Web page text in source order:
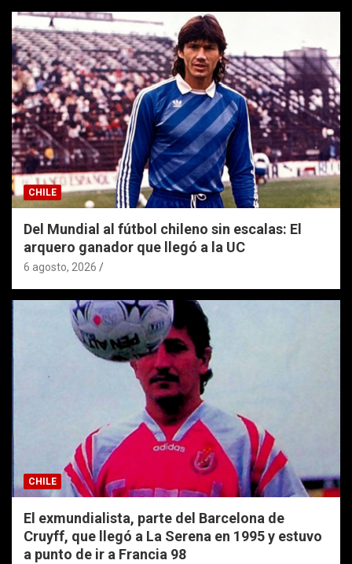
CHILE
Del Mundial al fútbol chileno sin escalas: El
arquero ganador que llegó a la UC
6 agosto, 2026
CHILE
El exmundialista, parte del Barcelona de
Cruyff, que llegó a La Serena en 1995 y estuvo
a punto de ir a Francia 98